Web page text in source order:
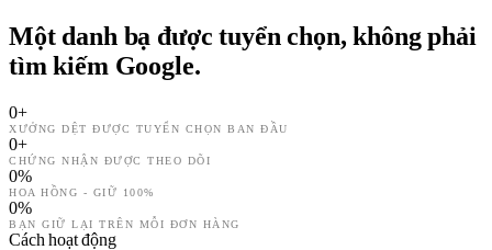
Một danh bạ được tuyển chọn, không phải
tìm kiếm Google.
0+
XƯỞNG DỆT ĐƯỢC TUYỂN CHỌN BAN ĐẦU
0+
CHỨNG NHẬN ĐƯỢC THEO DÕI
0%
HOA HỒNG - GIỮ 100%
0%
BẠN GIỮ LẠI TRÊN MỖI ĐƠN HÀNG
Cách hoạt động